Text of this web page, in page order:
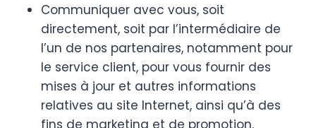
Communiquer avec vous, soit
directement, soit par l’intermédiaire de
l’un de nos partenaires, notamment pour
le service client, pour vous fournir des
mises à jour et autres informations
relatives au site Internet, ainsi qu’à des
fins de marketing et de promotion.